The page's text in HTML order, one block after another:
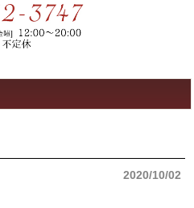
2020/10/02